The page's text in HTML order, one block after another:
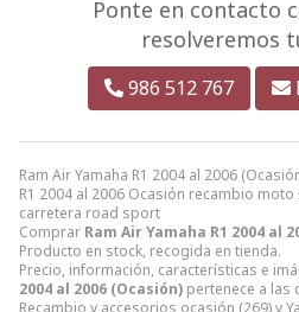
Ram Air Yamaha R1 2004 al 2006
R1 2004 al 2006 Ocasión recambio
carretera road sport
Comprar Ram Air Yamaha R1 2004 al
Producto en stock, recogida en tienda.
Precio, información, características e
2004 al 2006 (Ocasión) pertenece a las
Recambio y accesorios ocasión (269) y
Ponte en contacto
resolveremos
986 512 767